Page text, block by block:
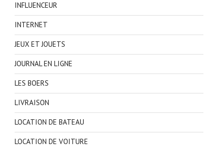
INFLUENCEUR
INTERNET
JEUX ET JOUETS
JOURNAL EN LIGNE
LES BOERS
LIVRAISON
LOCATION DE BATEAU
LOCATION DE VOITURE